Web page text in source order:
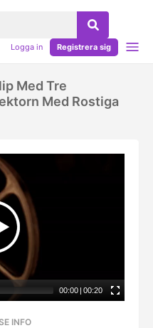
Logga in Registrera sig
Med Tre
Med Rostiga
00:00 | 00:20
INFO